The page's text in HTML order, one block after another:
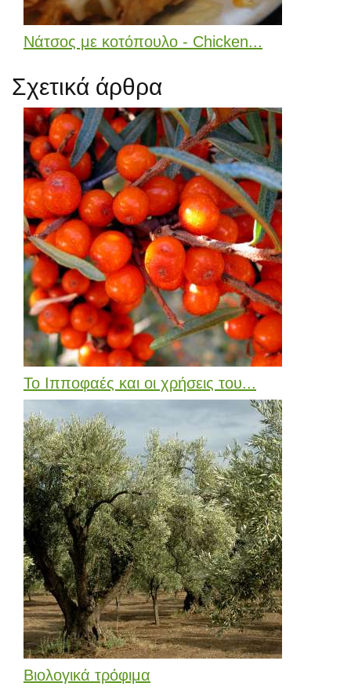
Νάτσος με κοτόπουλο - Chicken...
Σχετικά άρθρα
Το Ιπποφαές και οι χρήσεις του...
Bιολογικά τρόφιμα